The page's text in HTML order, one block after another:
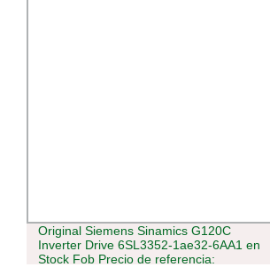
Original Siemens Sinamics G120C
Inverter Drive 6SL3352-1ae32-6AA1 en
Stock Fob Precio de referencia: